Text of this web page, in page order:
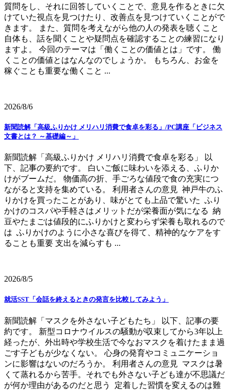
質問をし、それに回答していくことで、意見を作るときに欠
けていた視点を見つけたり、改善点を見つけていくことがで
きます。 また、質問を考えながら他の人の発表を聴くこと
自体も、話を聞くことや疑問点を確認することの練習になり
ますよ。 今回のテーマは「働くことの価値とは」です。 働
くことの価値とはなんなのでしょうか。 もちろん、お金を
稼ぐことも重要な働くこと ...
2026/8/6
新聞読解「高級ふりかけ メリハリ消費で食卓を彩る」/PC講座「ビジネス
文書とは？ ～基礎編～」
新聞読解「高級ふりかけ メリハリ消費で食卓を彩る」 以
下、記事の要約です。 白いご飯に味わいを添える、ふりか
けがブームだ。 物価高の折、手ごろな値段で食の充実につ
ながると支持を集めている。 利用者さんの意見 神戸牛のふ
りかけを買ったことがあり、味がとても上品で驚いた ふり
かけのコスパや手軽さはメリットだが栄養面が気になる 納
豆やたまごは値段的にふりかけと変わらず栄養も取れるので
は ふりかけのように小さな喜びを得て、精神的なケアをす
ることも重要 支出を減らすも ...
2026/8/5
就活SST「会話を終えるときの発言を比較してみよう」
新聞読解「マスクを外さない子どもたち」 以下、記事の要
約です。 新型コロナウイルスの騒動が収束してから3年以上
経ったが、外出時や学校生活で今なおマスクを着けたまま過
ごす子どもが少なくない。 心身の発育やコミュニケーショ
ンに影響はないのだろうか。 利用者さんの意見 マスクは暑
くて蒸れるから苦手。それでも外さない子ども達が不思議だ
が何か理由があるのだと思う 定着した習慣を変えるのは難